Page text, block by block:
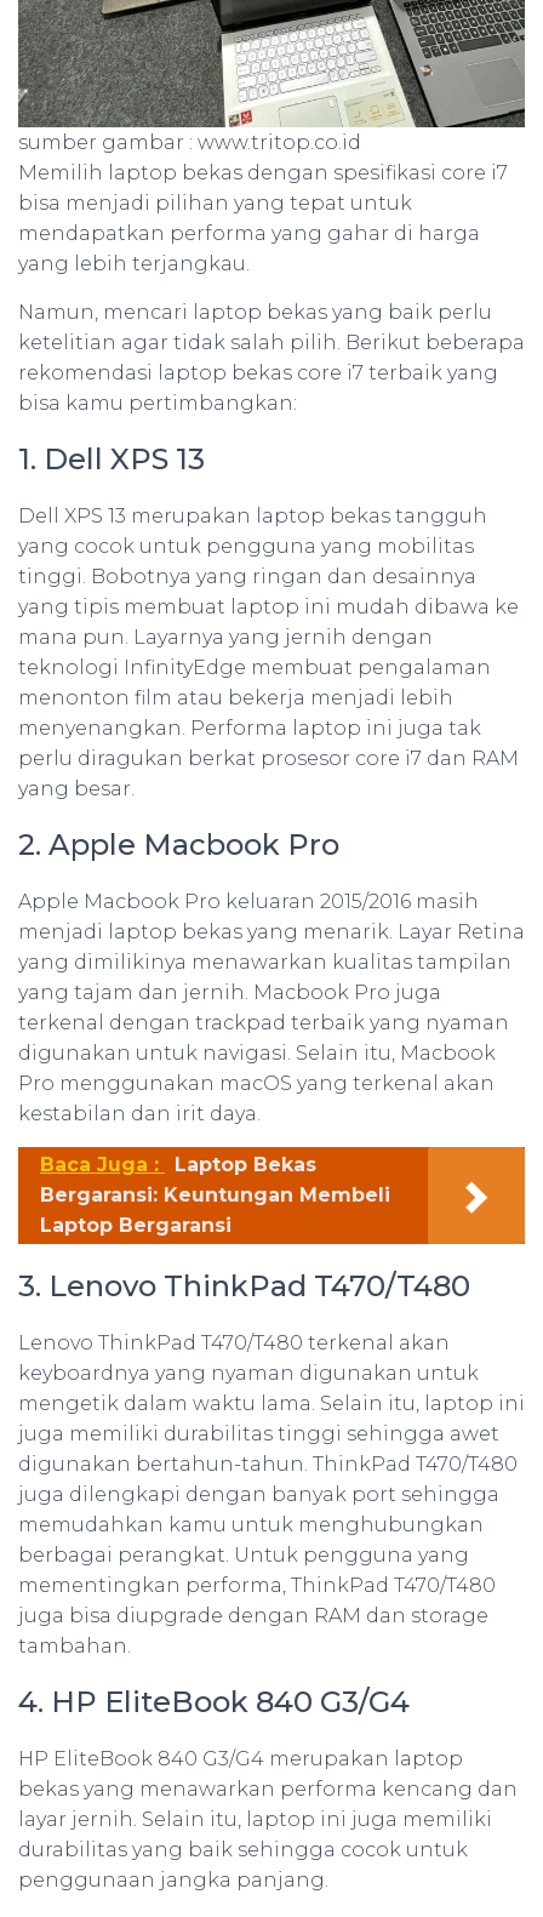
sumber gambar : www.tritop.co.id
Memilih laptop bekas dengan spesifikasi core i7
bisa menjadi pilihan yang tepat untuk
mendapatkan performa yang gahar di harga
yang lebih terjangkau.
Namun, mencari laptop bekas yang baik perlu
ketelitian agar tidak salah pilih. Berikut beberapa
rekomendasi laptop bekas core i7 terbaik yang
bisa kamu pertimbangkan:
1. Dell XPS 13
Dell XPS 13 merupakan laptop bekas tangguh
yang cocok untuk pengguna yang mobilitas
tinggi. Bobotnya yang ringan dan desainnya
yang tipis membuat laptop ini mudah dibawa ke
mana pun. Layarnya yang jernih dengan
teknologi InfinityEdge membuat pengalaman
menonton film atau bekerja menjadi lebih
menyenangkan. Performa laptop ini juga tak
perlu diragukan berkat prosesor core i7 dan RAM
yang besar.
2. Apple Macbook Pro
Apple Macbook Pro keluaran 2015/2016 masih
menjadi laptop bekas yang menarik. Layar Retina
yang dimilikinya menawarkan kualitas tampilan
yang tajam dan jernih. Macbook Pro juga
terkenal dengan trackpad terbaik yang nyaman
digunakan untuk navigasi. Selain itu, Macbook
Pro menggunakan macOS yang terkenal akan
kestabilan dan irit daya.
Baca Juga :
Laptop Bekas
Bergaransi: Keuntungan Membeli
Laptop Bergaransi
3. Lenovo ThinkPad T470/T480
Lenovo ThinkPad T470/T480 terkenal akan
keyboardnya yang nyaman digunakan untuk
mengetik dalam waktu lama. Selain itu, laptop ini
juga memiliki durabilitas tinggi sehingga awet
digunakan bertahun-tahun. ThinkPad T470/T480
juga dilengkapi dengan banyak port sehingga
memudahkan kamu untuk menghubungkan
berbagai perangkat. Untuk pengguna yang
mementingkan performa, ThinkPad T470/T480
juga bisa diupgrade dengan RAM dan storage
tambahan.
4. HP EliteBook 840 G3/G4
HP EliteBook 840 G3/G4 merupakan laptop
bekas yang menawarkan performa kencang dan
layar jernih. Selain itu, laptop ini juga memiliki
durabilitas yang baik sehingga cocok untuk
penggunaan jangka panjang.